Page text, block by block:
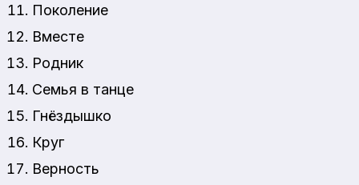
Поколение
Вместе
Родник
Семья в танце
Гнёздышко
Круг
Верность